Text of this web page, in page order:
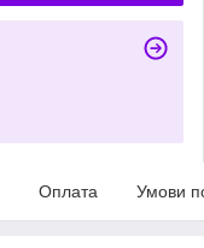
Оплата Умови